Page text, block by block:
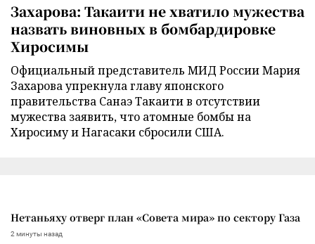
Захарова: Такаити не хватило мужества
назвать виновных в бомбардировке
Хиросимы
Официальный представитель МИД России Мария
Захарова упрекнула главу японского
правительства Санаэ Такаити в отсутствии
мужества заявить, что атомные бомбы на
Хиросиму и Нагасаки сбросили США.
Нетаньяху отверг план «Совета мира» по сектору Газа
2 минуты назад